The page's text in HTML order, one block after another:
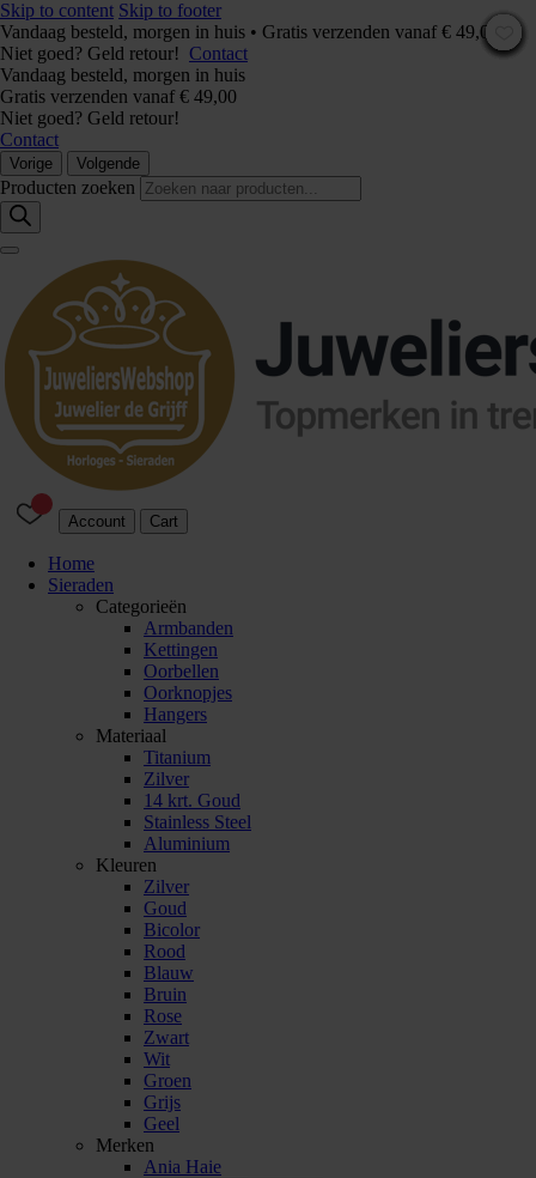
Skip to content Skip to footer
Vandaag besteld, morgen in huis • Gratis verzenden vanaf € 49,00 –
Niet goed? Geld retour! Contact
Vandaag besteld, morgen in huis
Gratis verzenden vanaf € 49,00
Niet goed? Geld retour!
Contact
Vorige Volgende
Producten zoeken
Account Cart
Home
Sieraden
Categorieën
Armbanden
Kettingen
Oorbellen
Oorknopjes
Hangers
Materiaal
Titanium
Zilver
14 krt. Goud
Stainless Steel
Aluminium
Kleuren
Zilver
Goud
Bicolor
Rood
Blauw
Bruin
Rose
Zwart
Wit
Groen
Grijs
Geel
Merken
Ania Haie